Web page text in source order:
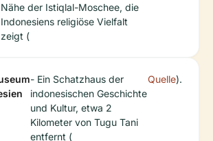
Nähe der Istiqlal-Moschee, die
Indonesiens religiöse Vielfalt
zeigt (
- Ein Schatzhaus der
indonesischen Geschichte
und Kultur, etwa 2
Kilometer von Tugu Tani
entfernt (
Quelle).